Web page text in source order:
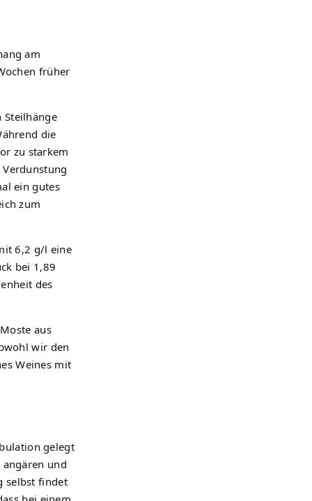
am
früher
Steilhänge
die
zu starkem
ein gutes
zum
6,2 g/l eine
bei 1,89
des
aus
wir den
Weines mit
gelegt
angären und
selbst findet